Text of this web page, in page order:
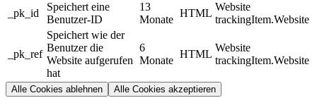
_pk_id
Speichert eine
Benutzer-ID
13
Monate
HTML
Website
trackingItem.Website
_pk_ref
Speichert wie der
Benutzer die
Website aufgerufen
hat
6
Monate
HTML
Website
trackingItem.Website
Alle Cookies ablehnen Alle Cookies akzeptieren